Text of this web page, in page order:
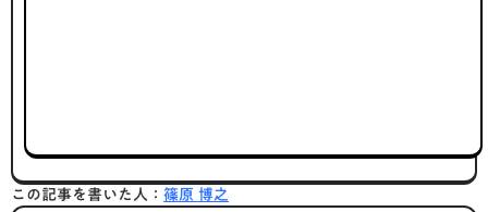
この記事を書いた人：篠原 博之